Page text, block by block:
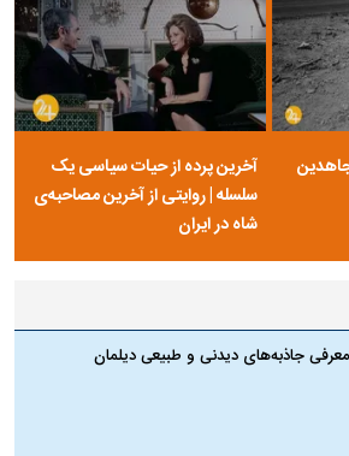
آخرین پرده از حیات سیاسی یک
سلسله | روایتی از آخرین مصاحبه‌ی
شاه در ایران
معرفی جاذبه‌های دیدنی و طبیعی دیلمان